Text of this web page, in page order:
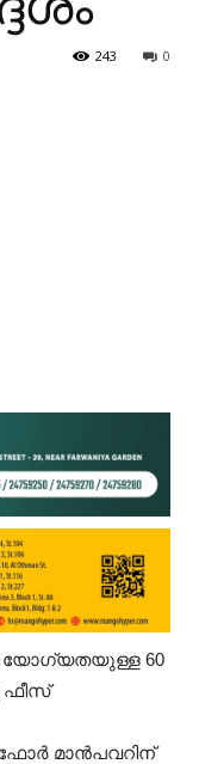
0
243
യോഗ്യതയുള്ള 60
ഫീസ്
ഫോർ മാൻ‌പവറിന്